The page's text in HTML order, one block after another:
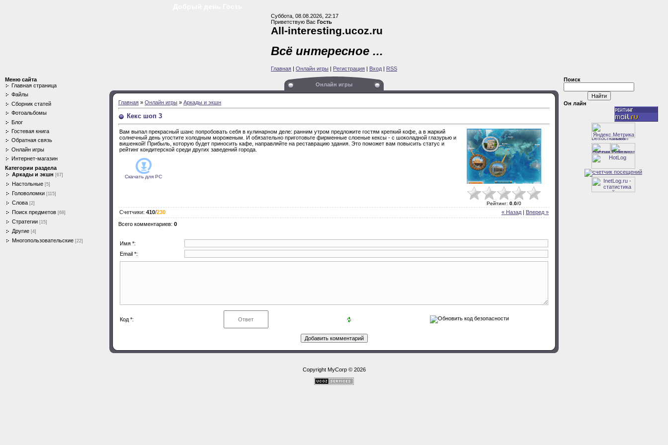
Суббота, 08.08.2026, 22:17
Приветствую Вас Гость
All-interesting.ucoz.ru
Всё интересное ...
Главная | Онлайн игры | Регистрация | Вход | RSS
Меню сайта
Главная страница
Файлы
Сборник статей
Фотоальбомы
Блог
Гостевая книга
Обратная связь
Онлайн игры
Интернет-магазин
Категории раздела
Аркады и экшн [67]
Настольные [5]
Головоломки [115]
Слова [2]
Поиск предметов [68]
Стратегии [15]
Другие [4]
Многопользовательские [22]
Онлайн игры
Главная » Онлайн игры » Аркады и экшн
Кекс шоп 3
Вам выпал прекрасный шанс попробовать себя в кулинарном деле: ранним утром предложите гостям крепкий кофе, а в жаркий
солнечный день угостите холодным мороженым. И обязательно приготовьте фирменные слоеные кексы - с шоколадной глазурью и
вишенкой! Прибыль, которую будет приносить кафе, направляйте на реставрацию здания. Это поможет вам повысить статус и
рейтинг кондитерской среди других заведений города.
Скачать для PC
Рейтинг: 0.0/0
« Назад Вперед »
Счетчики: 410/230
Всего комментариев: 0
Имя *:
Email *:
Код *:
Поиск
Он лайн
Copyright MyCorp © 2026